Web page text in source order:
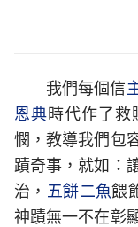
我們每個信
恩典時代作了救
憫，教導我們包
蹟奇事，就如：
治， 五餅二魚餵
神蹟無一不在彰